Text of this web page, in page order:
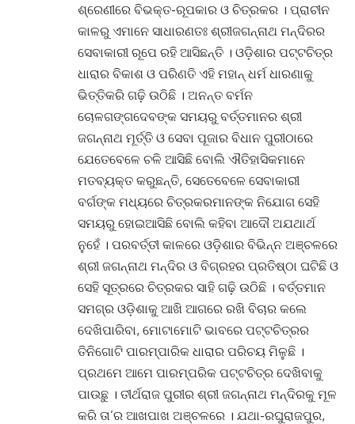
ଶ୍ରେଣୀରେ ବିଭକ୍ତ-ରୂପକାର ଓ ଚିତ୍ରକର । ପ୍ରାଚୀନ
କାଳରୁ ଏମାନେ ସାଧାରଣତଃ ଶ୍ରୀଜଗନ୍ନାଥ ମନ୍ଦିରର
ସେବାକାରୀ ରୂପେ ରହି ଆସିଛନ୍ତି । ଓଡ଼ିଶାର ପଟ୍ଟଚିତ୍ର
ଧାରାର ବିକାଶ ଓ ପରିଣତି ଏହି ମହାନ୍ ଧର୍ମ ଧାରଣାକୁ
ଭିତ୍ତିକରି ଗଢ଼ି ଉଠିଛି । ଅନନ୍ତ ବର୍ମନ
ଚୋଳଗଙ୍ଗଦେବଙ୍କ ସମୟରୁ ବର୍ତ୍ତମାନର ଶ୍ରୀ
ଜଗନ୍ନାଥ ମୂର୍ତ୍ତି ଓ ସେବା ପୂଜାର ବିଧାନ ପୁରୀଠାରେ
ଯେତେବେଳେ ଚଳି ଆସିଛି ବୋଲି ଐତିହାସିକମାନେ
ମତବ୍ୟକ୍ତ କରୁଛନ୍ତି, ସେତେବେଳେ ସେବାକାରୀ
ବର୍ଗଙ୍କ ମଧ୍ୟରେ ଚିତ୍ରକରମାନଙ୍କ ନିଯୋଗ ସେହି
ସମୟରୁ ହୋଇଆସିଛି ବୋଲି କହିବା ଆଦୌ ଅଯଥାର୍ଥ
ନୁହେଁ । ପରବର୍ତ୍ତୀ କାଳରେ ଓଡ଼ିଶାର ବିଭିନ୍ନ ଅଞ୍ଚଳରେ
ଶ୍ରୀ ଜଗନ୍ନାଥ ମନ୍ଦିର ଓ ବିଗ୍ରହର ପ୍ରତିଷ୍ଠା ଘଟିଛି ଓ
ସେହି ସୂତ୍ରରେ ଚିତ୍ରକର ସାହି ଗଢ଼ି ଉଠିଛି । ବର୍ତ୍ତମାନ
ସମଗ୍ର ଓଡ଼ିଶାକୁ ଆଖି ଆଗରେ ରଖି ବିଚାର କଲେ
ଦେଖିପାରିବା, ମୋଟାମୋଟି ଭାବରେ ପଟ୍ଟଚିତ୍ରର
ତିନିଗୋଟି ପାରମ୍ପାରିକ ଧାରାର ପରିଚୟ ମିଳୁଛି ।
ପ୍ରଥମେ ଆମେ ପାରମ୍ପରିକ ପଟ୍ଟଚିତ୍ର ଦେଖିବାକୁ
ପାଉଛୁ । ତୀର୍ଥରାଜ ପୁରୀର ଶ୍ରୀ ଜଗନ୍ନାଥ ମନ୍ଦିରକୁ ମୂଳ
କରି ତା’ର ଆଖପାଖ ଅଞ୍ଚଳରେ । ଯଥା-ରଘୁରାଜପୁର,